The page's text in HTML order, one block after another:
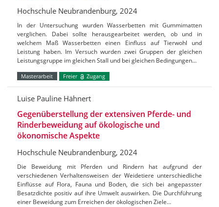
Hochschule Neubrandenburg, 2024
In der Untersuchung wurden Wasserbetten mit Gummimatten
verglichen. Dabei sollte herausgearbeitet werden, ob und in
welchem Maß Wasserbetten einen Einfluss auf Tierwohl und
Leistung haben. Im Versuch wurden zwei Gruppen der gleichen
Leistungsgruppe im gleichen Stall und bei gleichen Bedingungen…
Masterarbeit Freier Zugang
Luise Pauline Hähnert
Gegenüberstellung der extensiven Pferde- und
Rinderbeweidung auf ökologische und
ökonomische Aspekte
Hochschule Neubrandenburg, 2024
Die Beweidung mit Pferden und Rindern hat aufgrund der
verschiedenen Verhaltensweisen der Weidetiere unterschiedliche
Einflüsse auf Flora, Fauna und Boden, die sich bei angepasster
Besatzdichte positiv auf ihre Umwelt auswirken. Die Durchführung
einer Beweidung zum Erreichen der ökologischen Ziele…